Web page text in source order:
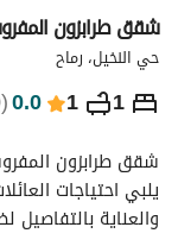
شقق طرابزون
حي النخيل، رماح
1
1
0.0
( ⃁
218 ليلة
التفاصيل
والعناية بالتفاصيل